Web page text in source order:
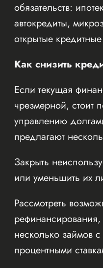
обязательств:
автокредиты,
открытые
Как снизить
Если текущая
чрезмерной, стоит
управлению
предлагают
Закрыть
или уменьшить их
Рассмотреть
несколько займов
процентными